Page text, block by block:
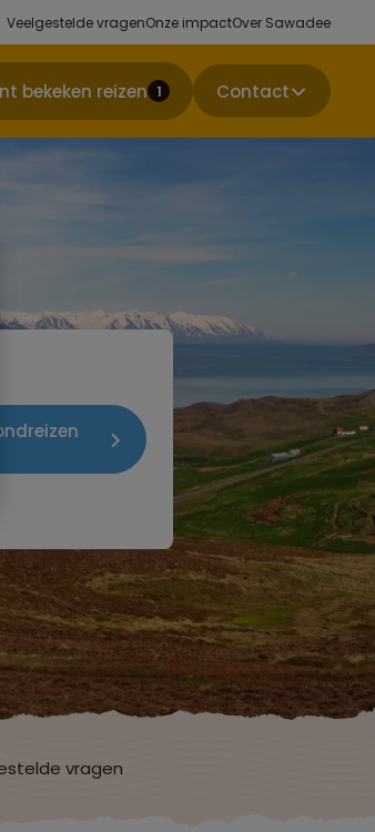
Veelgestelde vragenOnze impactOver Sawadee
bekeken reizen 1 Contact
vragen